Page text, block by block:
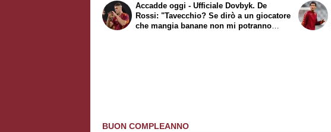
Accadde oggi - Ufficiale Dovbyk. De
Rossi: "Tavecchio? Se dirò a un giocatore
che mangia banane non mi potranno
BUON COMPLEANNO